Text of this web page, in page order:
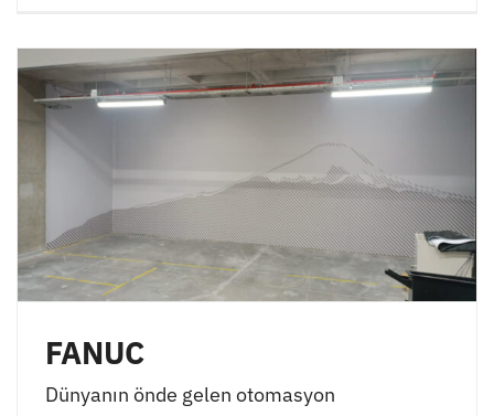
FANUC
Dünyanın önde gelen otomasyon